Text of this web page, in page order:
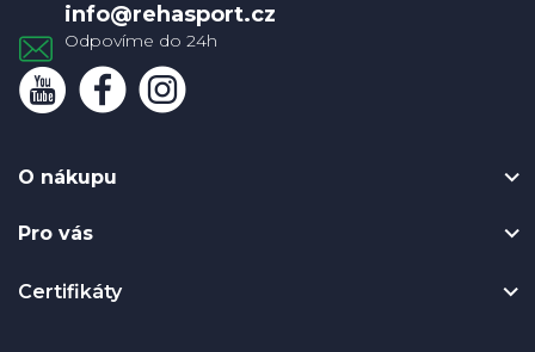
info@rehasport.cz
O nákupu
Pro vás
Certifikáty